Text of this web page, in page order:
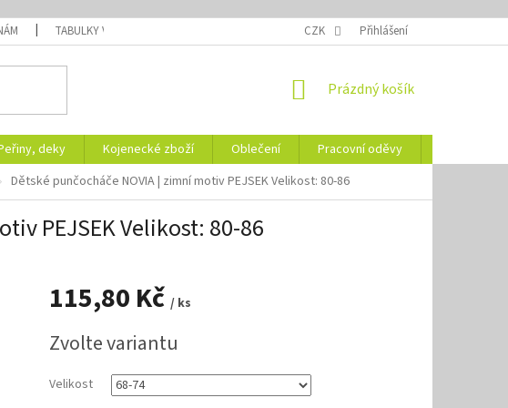
TABULKY VELIKOSTÍ NÁVODY NA ÚDRŽBU
CZK Přihlášení
NÁKUPNÍ
Prázdný košík
deky Kojenecké zboží Oblečení Pracovní oděvy
Dětské punčocháče NOVIA | zimní motiv PEJSEK Velikost: 80-86
PEJSEK Velikost: 80-86
115,80 Kč / ks
cena:
Zvolte variantu
Velikost